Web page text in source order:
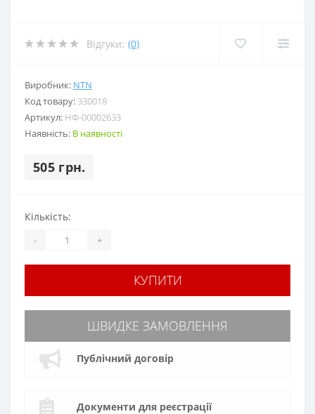
Відгуки: (0)
Виробник: NTN
Код товару: 330018
Артикул: НФ-00002633
Наявність: В наявності
505 грн.
Кількість:
- +
КУПИТИ
ШВИДКЕ ЗАМОВЛЕННЯ
Публічний договір
Документи для реєстрації